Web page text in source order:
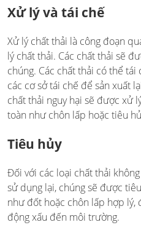
Xử lý và tái chế
Xử lý chất thải là công đoạn
lý chất thải. Các chất thải sẽ
chúng. Các chất thải có thể
các cơ sở tái chế để sản xuất
chất thải nguy hại sẽ được xử
toàn như chôn lấp hoặc tiêu
Tiêu hủy
Đối với các loại chất thải
sử dụng lại, chúng sẽ được
như đốt hoặc chôn lấp hợp lý,
động xấu đến môi trường.